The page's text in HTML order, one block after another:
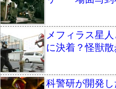
メフィラス星
に決着？怪獣散
科警研が開発し